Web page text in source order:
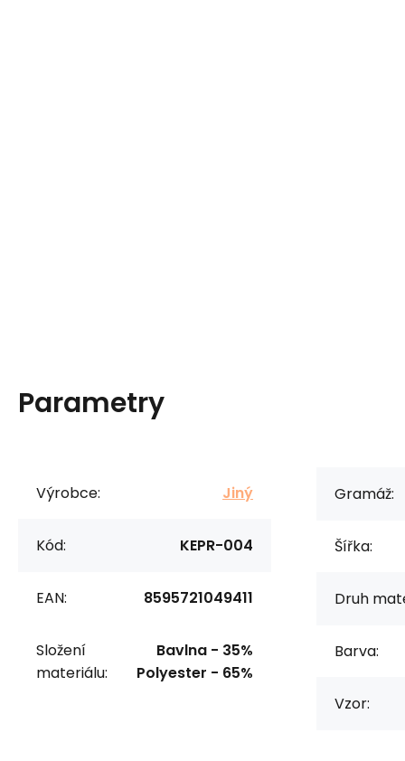
Parametry
Výrobce: Jiný
Kód: KEPR-004
EAN: 8595721049411
Složení
materiálu:
Bavlna - 35%
Polyester - 65%
Gramáž:
Šířka:
Druh
Barva:
Vzor: